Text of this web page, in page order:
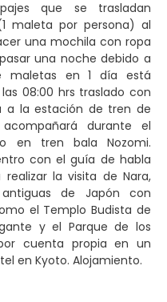
que se trasladan
maleta por persona) al
una mochila con ropa
una noche debido a
maletas en 1 día está
08:00 hrs traslado con
a la estación de tren de
durante el
en tren bala Nozomi.
con el guía de habla
la visita de Nara,
de Japón con
el Templo Budista de
y el Parque de los
cuenta propia en un
en Kyoto. Alojamiento.